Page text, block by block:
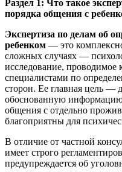
Раздел 1: Что такое
порядка общения с
Экспертиза по делам об
ребенком — это
сложных случаях —
исследование,
специалистами по
сторон. Ее главная цель —
обоснованную
общения с отдельно
благоприятны для
В отличие от частной
имеет строго
предупреждается об